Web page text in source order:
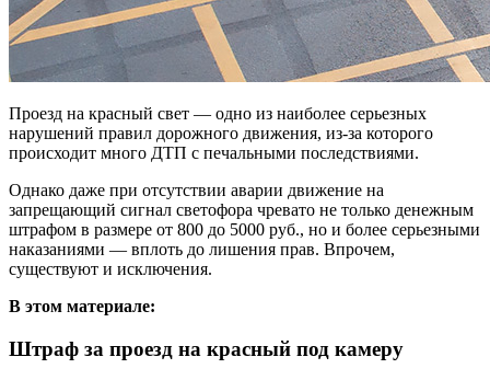
Проезд на красный свет — одно из наиболее серьезных
нарушений правил дорожного движения, из-за которого
происходит много ДТП с печальными последствиями.
Однако даже при отсутствии аварии движение на
запрещающий сигнал светофора чревато не только денежным
штрафом в размере от 800 до 5000 руб., но и более серьезными
наказаниями — вплоть до лишения прав. Впрочем,
существуют и исключения.
В этом материале:
Штраф за проезд на красный под камеру